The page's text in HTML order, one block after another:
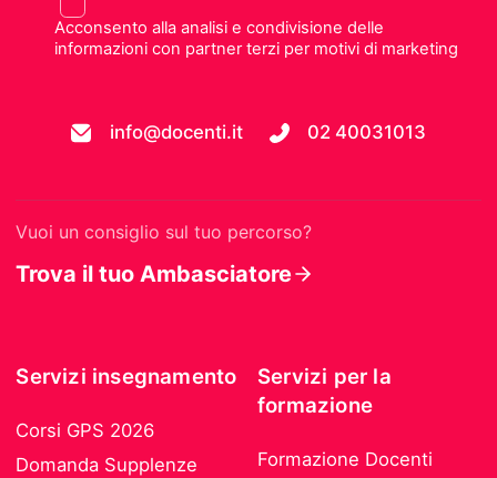
Acconsento alla analisi e condivisione delle
informazioni con partner terzi per motivi di marketing
info@docenti.it 02 40031013
Vuoi un consiglio sul tuo percorso?
Trova il tuo Ambasciatore
Servizi insegnamento
Corsi GPS 2026
Domanda Supplenze
Servizi per la
formazione
Formazione Docenti